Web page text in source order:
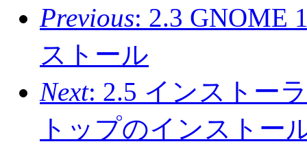
Previous: 2.3 GNOME
ストール
Next: 2.5 インストー
トップのインストー